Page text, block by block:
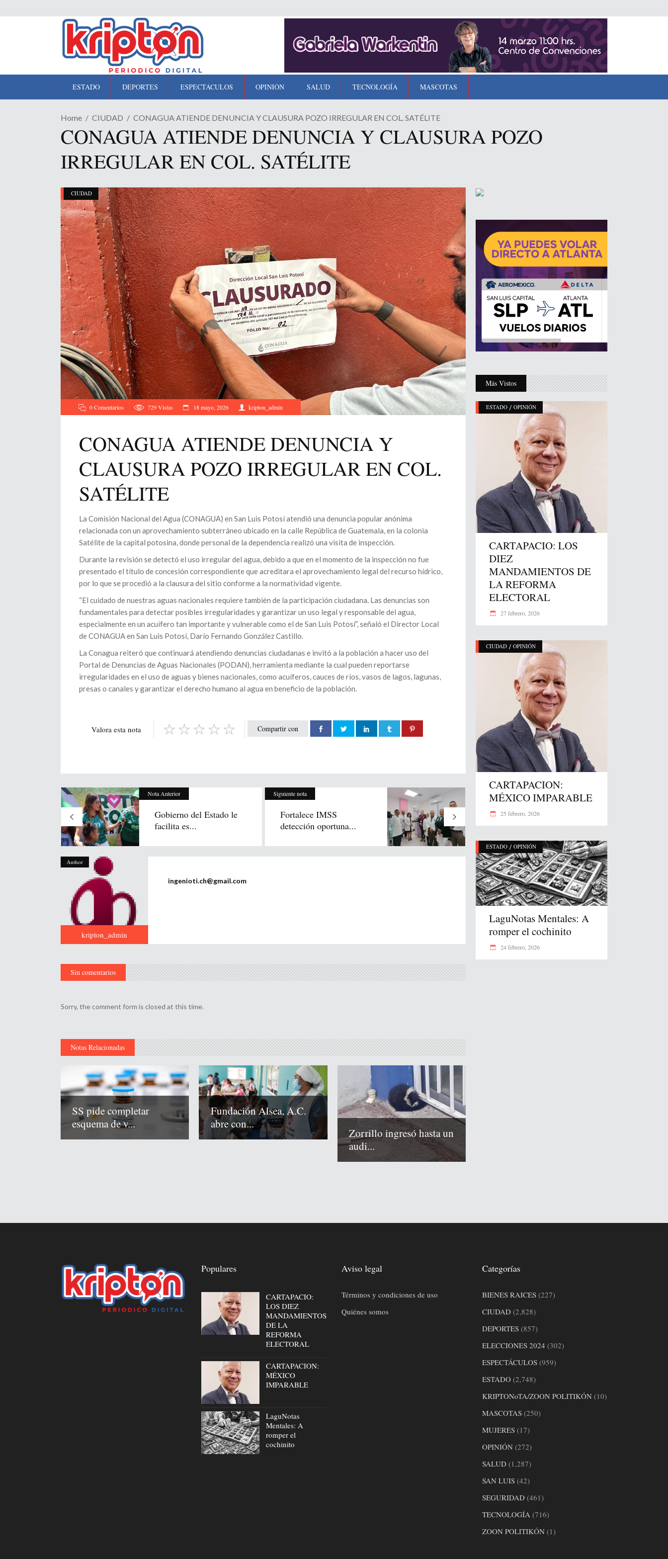
ESTADO DEPORTES ESPECTÁCULOS OPINIÓN SALUD TECNOLOGÍA MASCOTAS
Home CIUDAD CONAGUA ATIENDE DENUNCIA Y CLAUSURA POZO IRREGULAR EN COL. SATÉLITE
CONAGUA ATIENDE DENUNCIA Y CLAUSURA POZO
IRREGULAR EN COL. SATÉLITE
CIUDAD
0 Comentarios 729Vistas 18 mayo, 2026 kripton_admin
CONAGUA ATIENDE DENUNCIA Y
CLAUSURA POZO IRREGULAR EN COL.
SATÉLITE
La Comisión Nacional del Agua (CONAGUA) en San Luis Potosí atendió una denuncia popular anónima
relacionada con un aprovechamiento subterráneo ubicado en la calle República de Guatemala, en la colonia
Satélite de la capital potosina, donde personal de la dependencia realizó una visita de inspección.
Durante la revisión se detectó el uso irregular del agua, debido a que en el momento de la inspección no fue
presentado el título de concesión correspondiente que acreditara el aprovechamiento legal del recurso hídrico,
por lo que se procedió a la clausura del sitio conforme a la normatividad vigente.
“El cuidado de nuestras aguas nacionales requiere también de la participación ciudadana. Las denuncias son
fundamentales para detectar posibles irregularidades y garantizar un uso legal y responsable del agua,
especialmente en un acuífero tan importante y vulnerable como el de San Luis Potosí”, señaló el Director Local
de CONAGUA en San Luis Potosí, Darío Fernando González Castillo.
La Conagua reiteró que continuará atendiendo denuncias ciudadanas e invitó a la población a hacer uso del
Portal de Denuncias de Aguas Nacionales (PODAN), herramienta mediante la cual pueden reportarse
irregularidades en el uso de aguas y bienes nacionales, como acuíferos, cauces de ríos, vasos de lagos, lagunas,
presas o canales y garantizar el derecho humano al agua en beneficio de la población.
Compartir con
Valora esta nota
Nota Anterior
Gobierno del Estado le
facilita es...
Siguiente nota
Fortalece IMSS
detección oportuna...
Author
kripton_admin
ingenioti.ch@gmail.com
Sin comentarios
Sorry, the comment form is closed at this time.
Notas Relacionadas
SS pide completar
esquema de v...
Fundación Alsea, A.C.
abre con...
Zorrillo ingresó hasta un
audi...
Más Vistos
ESTADO / OPINIÓN
CARTAPACIO: LOS
DIEZ
MANDAMIENTOS DE
LA REFORMA
ELECTORAL
27 febrero, 2026
CIUDAD / OPINIÓN
CARTAPACION:
MÉXICO IMPARABLE
25 febrero, 2026
ESTADO / OPINIÓN
LaguNotas Mentales: A
romper el cochinito
24 febrero, 2026
Populares
CARTAPACIO:
LOS DIEZ
MANDAMIENTOS
DE LA
REFORMA
ELECTORAL
CARTAPACION:
MÉXICO
IMPARABLE
LaguNotas
Mentales: A
romper el
cochinito
Aviso legal
Términos y condiciones de uso
Quiénes somos
Categorías
BIENES RAICES(227)
CIUDAD(2,828)
DEPORTES(857)
ELECCIONES 2024 (302)
ESPECTÁCULOS(959)
ESTADO(2,748)
KRIPTONoTA/ZOON POLITIKÓN(10)
MASCOTAS(250)
MUJERES(17)
OPINIÓN(272)
SALUD(1,287)
SAN LUIS(42)
SEGURIDAD(461)
TECNOLOGÍA(716)
ZOON POLITIKÓN(1)